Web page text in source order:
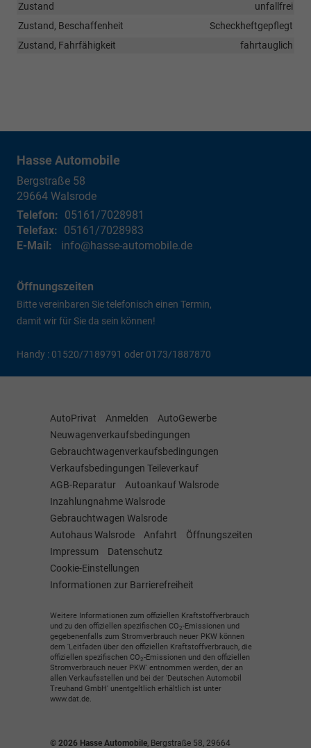
Zustand
unfallfrei
Zustand, Beschaffenheit
Scheckheftgepflegt
Zustand, Fahrfähigkeit
fahrtauglich
Hasse Automobile
Bergstraße 58
29664 Walsrode
Telefon: 05161/7028981
Telefax: 05161/7028983
E-Mail:
info@hasse-automobile.de
Öffnungszeiten
Bitte vereinbaren Sie telefonisch einen Termin,
damit wir für Sie da sein können!
Handy : 01520/7189791 oder 0173/1887870
AutoPrivat Anmelden
AutoGewerbe
Neuwagenverkaufsbedingungen
Gebrauchtwagenverkaufsbedingungen
Verkaufsbedingungen Teileverkauf
AGB-Reparatur
Autoankauf Walsrode
Inzahlungnahme Walsrode
Gebrauchtwagen Walsrode
Autohaus Walsrode
Anfahrt
Öffnungszeiten
Impressum
Datenschutz
Cookie-Einstellungen
Informationen zur Barrierefreiheit
Weitere Informationen zum offiziellen Kraftstoffverbrauch
und zu den offiziellen spezifischen CO2-Emissionen und
gegebenenfalls zum Stromverbrauch neuer PKW können
dem 'Leitfaden über den offiziellen Kraftstoffverbrauch, die
offiziellen spezifischen CO2-Emissionen und den offiziellen
Stromverbrauch neuer PKW' entnommen werden, der an
allen Verkaufsstellen und bei der 'Deutschen Automobil
Treuhand GmbH' unentgeltlich erhältlich ist unter
www.dat.de.
© 2026 Hasse Automobile, Bergstraße 58, 29664